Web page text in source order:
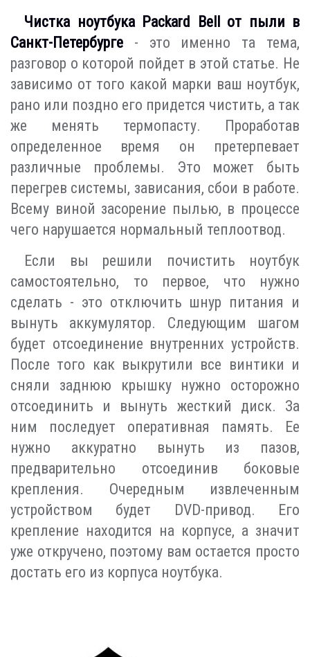
Чистка ноутбука Packard Bell от пыли в
Санкт-Петербурге - это именно та тема,
разговор о которой пойдет в этой статье. Не
зависимо от того какой марки ваш ноутбук,
рано или поздно его придется чистить, а так
же менять термопасту. Проработав
определенное время он претерпевает
различные проблемы. Это может быть
перегрев системы, зависания, сбои в работе.
Всему виной засорение пылью, в процессе
чего нарушается нормальный теплоотвод.
Если вы решили почистить ноутбук
самостоятельно, то первое, что нужно
сделать - это отключить шнур питания и
вынуть аккумулятор. Следующим шагом
будет отсоединение внутренних устройств.
После того как выкрутили все винтики и
сняли заднюю крышку нужно осторожно
отсоединить и вынуть жесткий диск. За
ним последует оперативная память. Ее
нужно аккуратно вынуть из пазов,
предварительно отсоединив боковые
крепления. Очередным извлеченным
устройством будет DVD-привод. Его
крепление находится на корпусе, а значит
уже откручено, поэтому вам остается просто
достать его из корпуса ноутбука.